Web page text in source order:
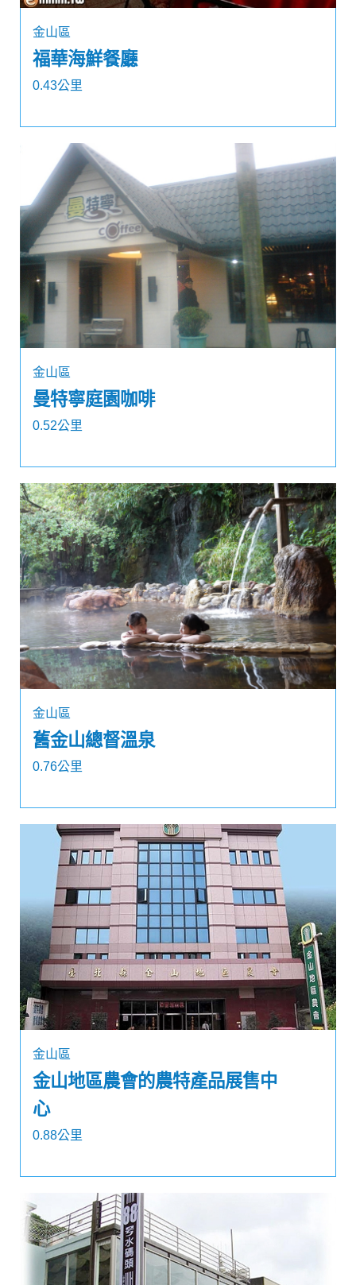
金山區
福華海鮮餐廳
0.43公里
金山區
曼特寧庭園咖啡
0.52公里
金山區
舊金山總督溫泉
0.76公里
金山區
金山地區農會的農特產品展售中
心
0.88公里